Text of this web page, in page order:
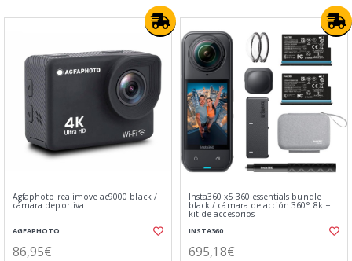
Agfaphoto realimove ac9000 black /
cámara deportiva
AGFAPHOTO
86,95€
Insta360 x5 360 essentials bundle
black / cámara de acción 360° 8k +
kit de accesorios
INSTA360
695,18€